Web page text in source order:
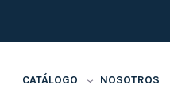
CATÁLOGO NOSOTROS